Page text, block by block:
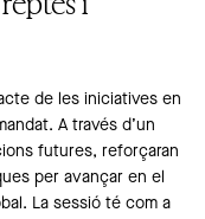
de les iniciatives en
A través d’un
futures, reforçaran
per avançar en el
La sessió té com a